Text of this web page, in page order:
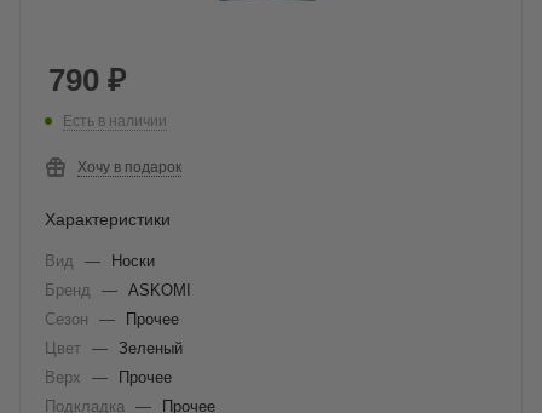
790 ₽
Есть в наличии
Хочу в подарок
Характеристики
Вид —
Носки
Бренд
— ASKOMI
Сезон
—
Прочее
Цвет — Зеленый
Верх
—
Прочее
Подкладка
—
Прочее